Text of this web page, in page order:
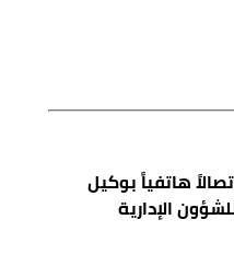
هاتفياً بوكيل
الإدارية